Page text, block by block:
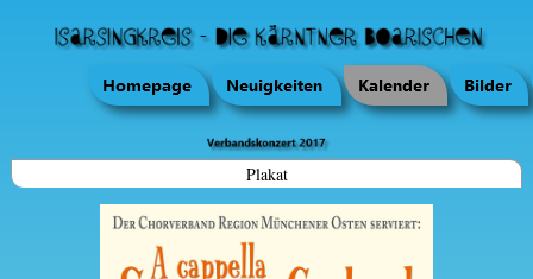
Plakat